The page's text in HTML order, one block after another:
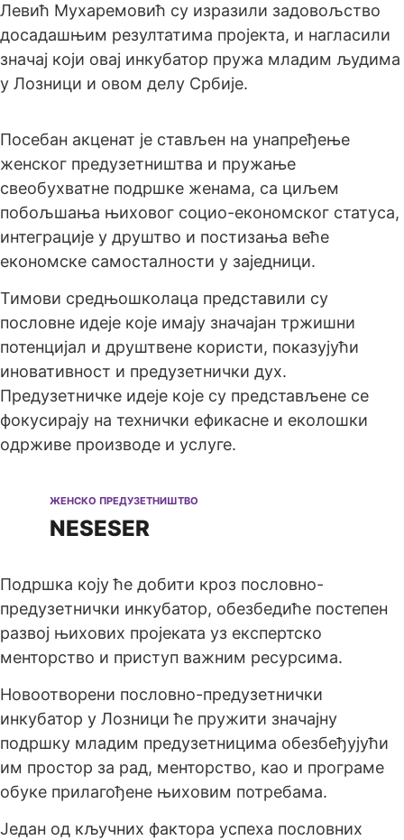
Левић Мухаремовић су изразили задовољство
досадашњим резултатима пројекта, и нагласили
значај који овај инкубатор пружа младим људима
у Лозници и овом делу Србије.
Посебан акценат је стављен на унапређење
женског предузетништва и пружање
свеобухватне подршке женама, са циљем
побољшања њиховог социо-економског статуса,
интеграције у друштво и постизања веће
економске самосталности у заједници.
Тимови средњошколаца представили су
пословне идеје које имају значајан тржишни
потенцијал и друштвене користи, показујући
иновативност и предузетнички дух.
Предузетничке идеје које су представљене се
фокусирају на технички ефикасне и еколошки
одрживе производе и услуге.
ЖЕНСКО ПРЕДУЗЕТНИШТВО
NESESER
Подршка коју ће добити кроз пословно-
предузетнички инкубатор, обезбедиће постепен
развој њихових пројеката уз експертско
менторство и приступ важним ресурсима.
Новоотворени пословно-предузетнички
инкубатор у Лозници ће пружити значајну
подршку младим предузетницима обезбеђујући
им простор за рад, менторство, као и програме
обуке прилагођене њиховим потребама.
Један од кључних фактора успеха пословних